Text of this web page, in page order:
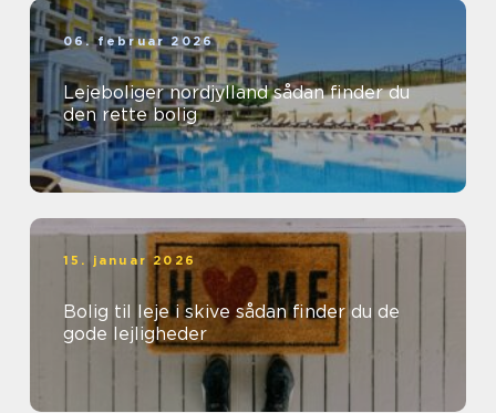
06. februar 2026
Lejeboliger nordjylland sådan finder du
den rette bolig
15. januar 2026
Bolig til leje i skive sådan finder du de
gode lejligheder